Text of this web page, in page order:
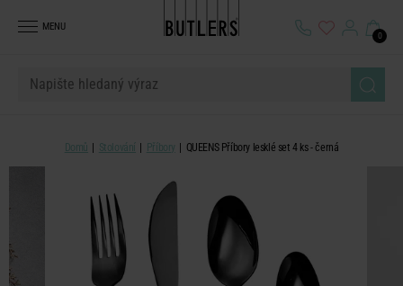
MENU
0
Domů Stolování Příbory QUEENS Příbory lesklé set 4 ks - černá